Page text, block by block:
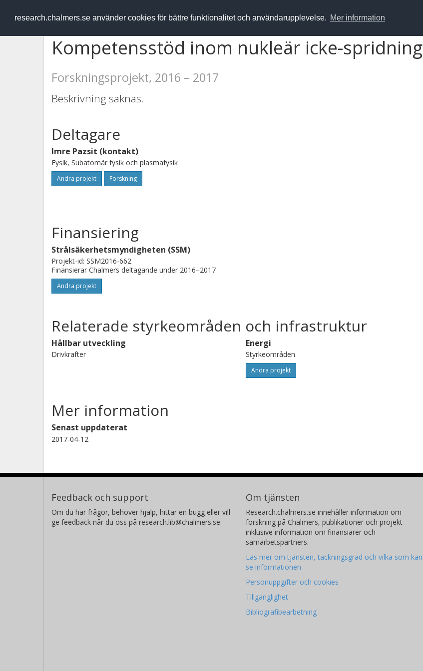
research.chalmers.se använder cookies för bättre funktionalitet och användarupplevelse. Mer information
RESEARCH.chalmers.se
Kompetensstöd inom nukleär icke-spridning
Forskningsprojekt, 2016 – 2017
Beskrivning saknas.
Deltagare
Imre Pazsit (kontakt)
Fysik, Subatomär fysik och plasmafysik
Andra projekt Forskning
Finansiering
Strålsäkerhetsmyndigheten (SSM)
Projekt-id: SSM2016-662
Finansierar Chalmers deltagande under 2016–2017
Andra projekt
Relaterade styrkeområden och infrastruktur
Hållbar utveckling
Drivkrafter
Energi
Styrkeområden
Andra projekt
Mer information
Senast uppdaterat
2017-04-12
Feedback och support
Om du har frågor, behöver hjälp, hittar en bugg eller vill
ge feedback når du oss på research.lib@chalmers.se.
Om tjänsten
Research.chalmers.se innehåller information om
forskning på Chalmers, publikationer och projekt
inklusive information om finansiärer och
samarbetspartners.
Läs mer om tjänsten, täckningsgrad och vilka som kan
se informationen
Personuppgifter och cookies
Tillgänglighet
Bibliografibearbetning